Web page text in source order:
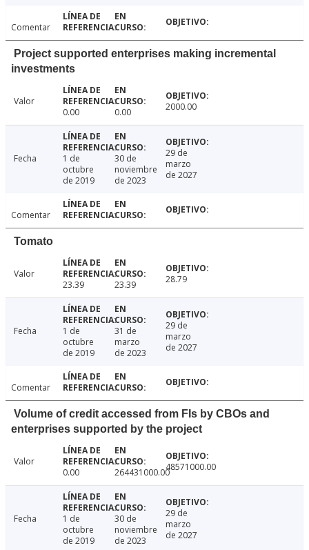
Comentar
Project supported enterprises making incremental
investments
Valor
0.00
0.00 2000.00
Fecha
1 de
octubre
de 2019
30 de
noviembre
de 2023
29 de
marzo
de 2027
Comentar
Tomato
Valor
23.39
23.39 28.79
Fecha
1 de
octubre
de 2019
31 de
marzo
de 2023
29 de
marzo
de 2027
Comentar
Volume of credit accessed from FIs by CBOs and
enterprises supported by the project
Valor
0.00
264431000.0048571000.00
Fecha
1 de
octubre
de 2019
30 de
noviembre
de 2023
29 de
marzo
de 2027